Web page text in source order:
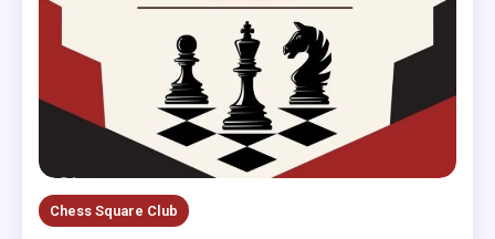
Chess Square Club